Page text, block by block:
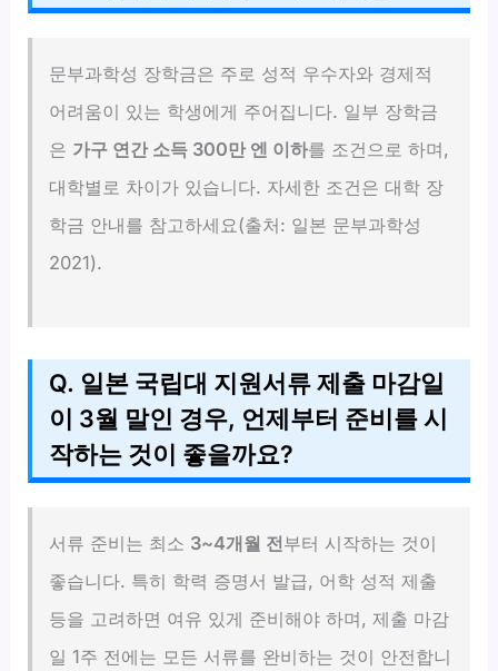
문부과학성 장학금은 주로 성적 우수자와 경제적
어려움이 있는 학생에게 주어집니다. 일부 장학금
은 가구 연간 소득 300만 엔 이하를 조건으로 하며,
대학별로 차이가 있습니다. 자세한 조건은 대학 장
학금 안내를 참고하세요(출처: 일본 문부과학성
2021).
Q. 일본 국립대 지원서류 제출 마감일
이 3월 말인 경우, 언제부터 준비를 시
작하는 것이 좋을까요?
서류 준비는 최소 3~4개월 전부터 시작하는 것이
좋습니다. 특히 학력 증명서 발급, 어학 성적 제출
등을 고려하면 여유 있게 준비해야 하며, 제출 마감
일 1주 전에는 모든 서류를 완비하는 것이 안전합니